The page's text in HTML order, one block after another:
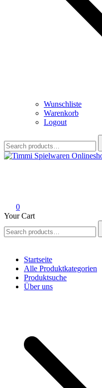
Wunschliste
Warenkorb
Logout
for:
0
Your Cart
for:
Startseite
Alle Produktkategorien
Produktsuche
Über uns